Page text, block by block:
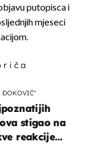
putopisca i
mjeseci
ĐOKOVIĆ"
stigao na
reakcije